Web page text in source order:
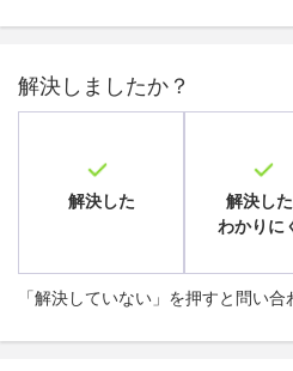
解決しましたか？
解決した
解決し
わかりに
「解決していない」を押すと問い合